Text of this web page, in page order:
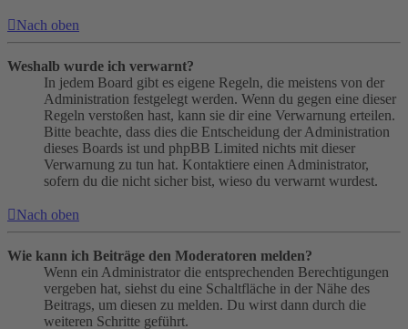
Nach oben
Weshalb wurde ich verwarnt?
In jedem Board gibt es eigene Regeln, die meistens von der
Administration festgelegt werden. Wenn du gegen eine dieser
Regeln verstoßen hast, kann sie dir eine Verwarnung erteilen.
Bitte beachte, dass dies die Entscheidung der Administration
dieses Boards ist und phpBB Limited nichts mit dieser
Verwarnung zu tun hat. Kontaktiere einen Administrator,
sofern du die nicht sicher bist, wieso du verwarnt wurdest.
Nach oben
Wie kann ich Beiträge den Moderatoren melden?
Wenn ein Administrator die entsprechenden Berechtigungen
vergeben hat, siehst du eine Schaltfläche in der Nähe des
Beitrags, um diesen zu melden. Du wirst dann durch die
weiteren Schritte geführt.